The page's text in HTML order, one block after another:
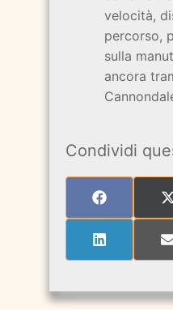
velocità,
percorso,
sulla
ancora
Condividi
SHARE
FACEBOOK
SHARE